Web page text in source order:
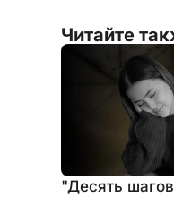
Читайте
"Десять